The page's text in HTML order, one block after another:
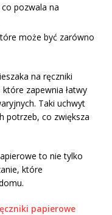
pozwala na
może być zarówno
na ręczniki
zapewnia łatwy
Taki uchwyt
potrzeb, co zwiększa
to nie tylko
które
papierowe